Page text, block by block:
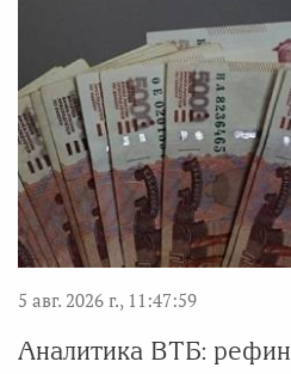
5 авг. 2026 г., 11:47:59
Аналитика ВТБ: